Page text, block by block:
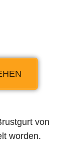
von
worden.